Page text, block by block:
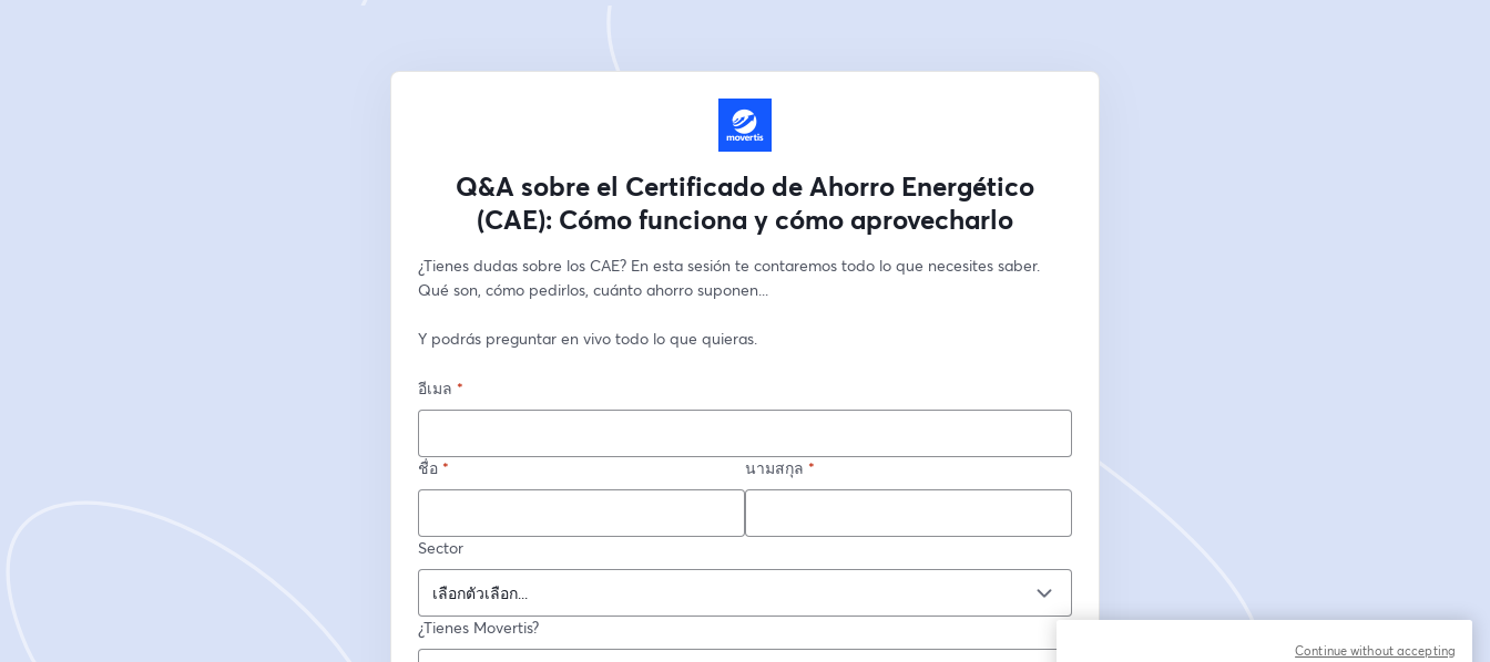
Q&A sobre el Certificado de Ahorro Energético
(CAE): Cómo funciona y cómo aprovecharlo
¿Tienes dudas sobre los CAE? En esta sesión te contaremos todo lo que necesites saber.
Qué son, cómo pedirlos, cuánto ahorro suponen...
Y podrás preguntar en vivo todo lo que quieras.
อีเมล *
ชื่อ * นามสกุล *
Sector
¿Tienes Movertis?
Continue without accepting